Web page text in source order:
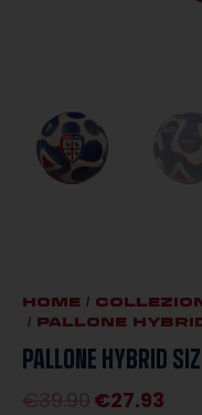
HOME /
/ PALLONE
PALLONE HYBRID
€39.90€27.93